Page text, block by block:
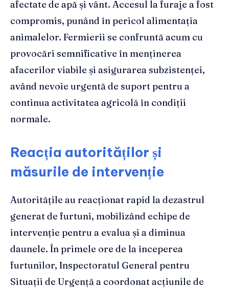
afectate de apă și vânt. Accesul la furaje a fost
compromis, punând în pericol alimentația
animalelor. Fermierii se confruntă acum cu
provocări semnificative în menținerea
afacerilor viabile și asigurarea subzistenței,
având nevoie urgentă de suport pentru a
continua activitatea agricolă în condiții
normale.
Reacția autorităților și
măsurile de intervenție
Autoritățile au reacționat rapid la dezastrul
generat de furtuni, mobilizând echipe de
intervenție pentru a evalua și a diminua
daunele. În primele ore de la începerea
furtunilor, Inspectoratul General pentru
Situații de Urgență a coordonat acțiunile de